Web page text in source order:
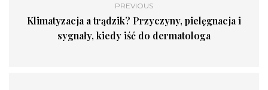
PREVIOUS
Klimatyzacja a trądzik? Przyczyny, pielęgnacja i
sygnały, kiedy iść do dermatologa